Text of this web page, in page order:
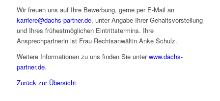
Wir freuen uns auf Ihre Bewerbung, gerne per E-Mail an
karriere@dachs-partner.de, unter Angabe Ihrer Gehaltsvorstellung
und Ihres frühestmöglichen Eintrittstermins. Ihre
Ansprechpartnerin ist Frau Rechtsanwältin Anke Schulz.
Weitere Informationen zu uns finden Sie unterwww.dachs-
partner.de.
Zurück zur Übersicht